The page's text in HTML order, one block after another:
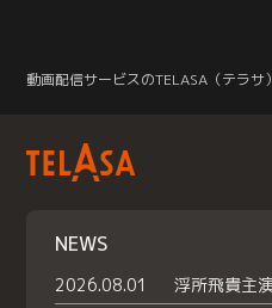
動画配信サービスのTELASA（テラサ）
NEWS
2026.08.01